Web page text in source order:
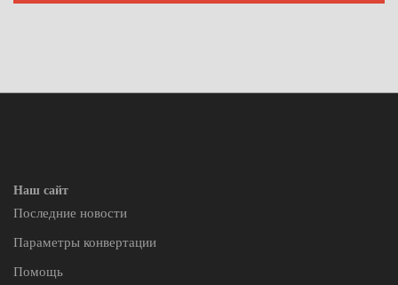
Наш сайт
Последние новости
Параметры конвертации
Помощь